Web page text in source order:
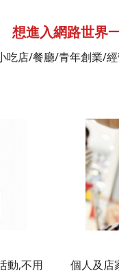
想進入網路世界
吃店/餐廳/青年創業/
動,不用
個人及店